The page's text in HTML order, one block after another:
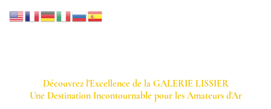
GALERIE LISSIER
Découvrez l'Excellence de la GALERIE LISSIER
Une Destination Incontournable pour les Amateurs d'Ar